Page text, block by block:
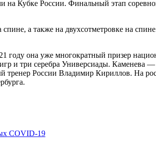
на Кубке России. Финальный этап
а также на двухсотметровке на
году она уже многократный призер
и три серебра Универсиады. Каменева
России Владимир Кириллов. На
COVID-19